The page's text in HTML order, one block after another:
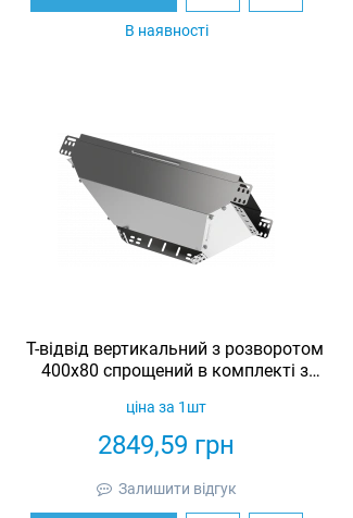
В наявності
Т-відвід вертикальний з розворотом
400х80 спрощений в комплекті з
2849,59 грн
ціна за 1шт
Залишити відгук